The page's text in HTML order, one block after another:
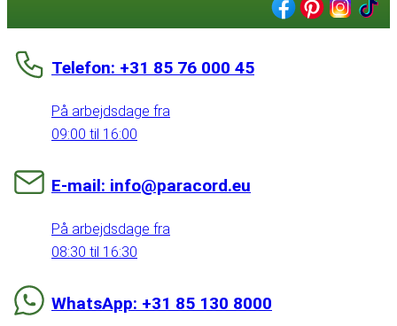
Telefon: +31 85 76 000 45
På arbejdsdage fra
09:00 til 16:00
E-mail: info@paracord.eu
På arbejdsdage fra
08:30 til 16:30
WhatsApp: +31 85 130 8000